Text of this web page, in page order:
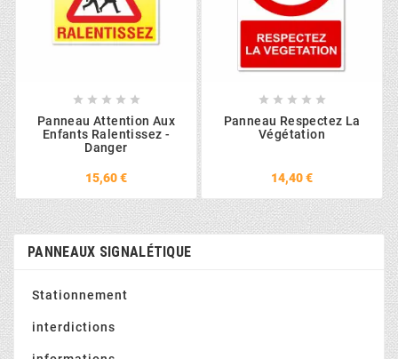
    
Panneau Attention Aux
Enfants Ralentissez -
Danger
15,60 €
    
Panneau Respectez La
Végétation
14,40 €
PANNEAUX SIGNALÉTIQUE
Stationnement
interdictions